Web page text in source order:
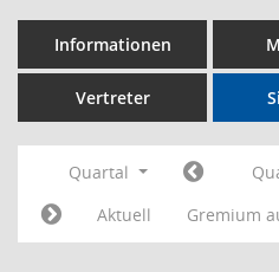
Informationen
Vertreter
Quartal
Aktuell
Gremium